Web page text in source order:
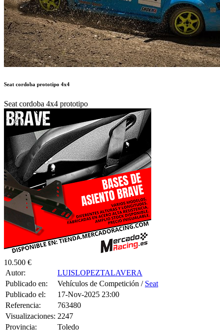
10.500 €
Autor:
Publicado en:
Vehículos de Competición /
Publicado el:
17-Nov-2025 23:00
Referencia:
763480
Visualizaciones:
2247
Provincia:
Toledo
Pais:
España